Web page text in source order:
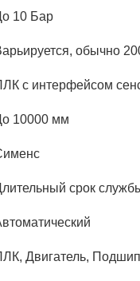
10 Бар
обычно
с интерфейсом
10000 мм
срок
Двигатель,